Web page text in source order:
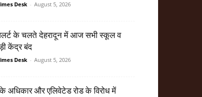
Desk - August 5, 2026
के चलते देहरादून में आज सभी स्कूल व
केंद्र बंद
Desk - August 5, 2026
के अधिकार और एलिवेटेड रोड के विरोध में